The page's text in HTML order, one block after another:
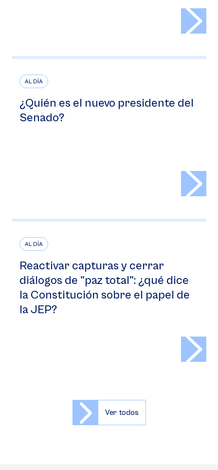
AL DÍA
¿Quién es el nuevo presidente del
Senado?
AL DÍA
Reactivar capturas y cerrar
diálogos de "paz total": ¿qué dice
la Constitución sobre el papel de
la JEP?
Ver todos